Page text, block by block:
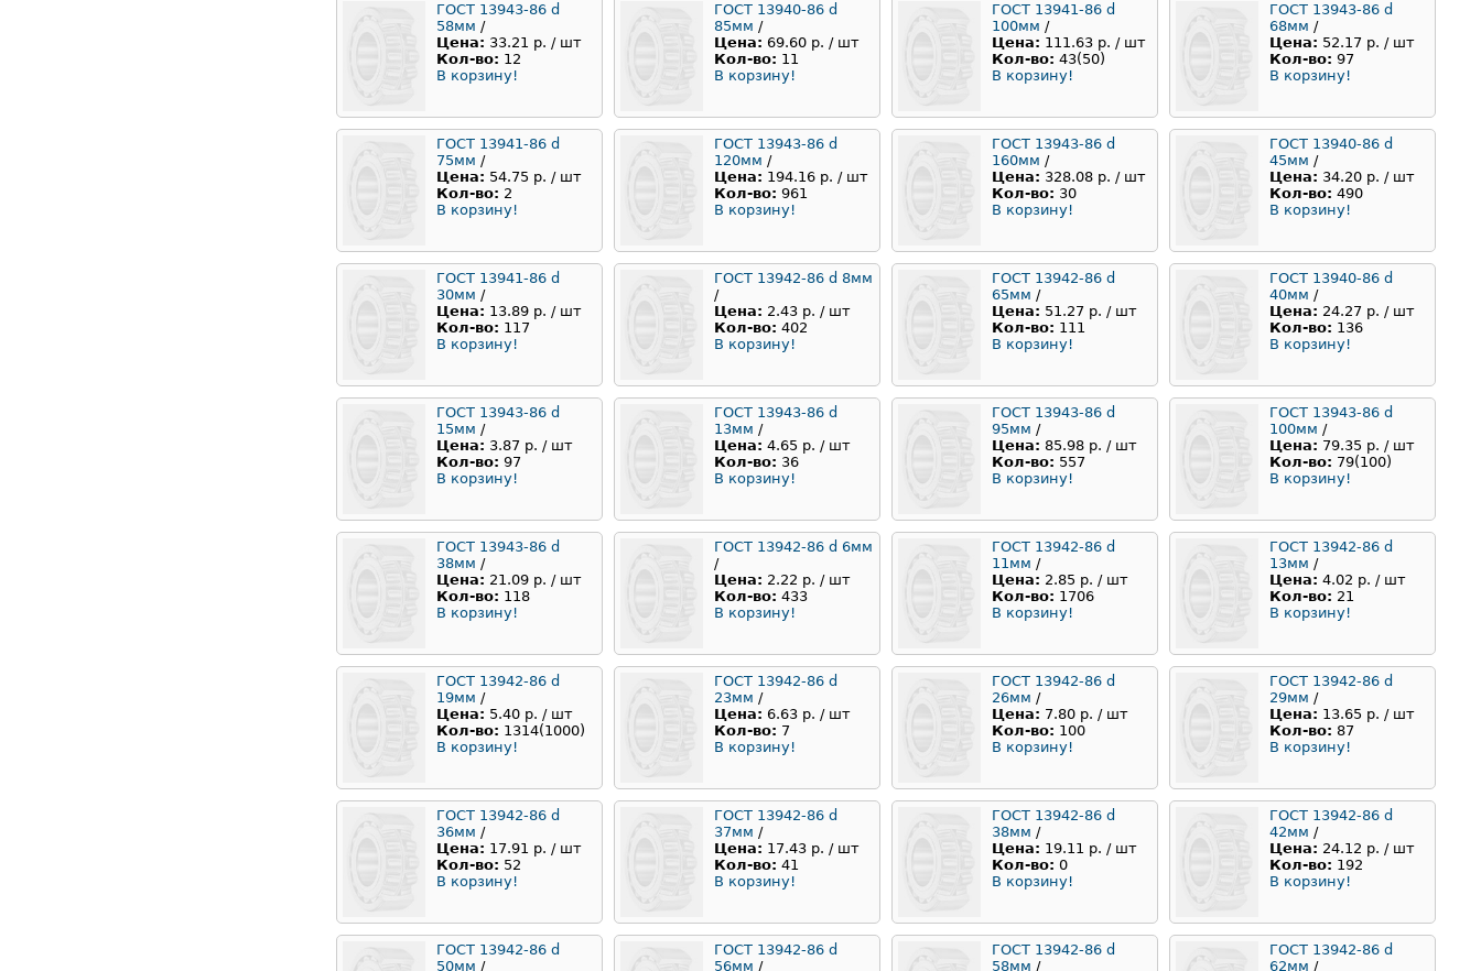
ГОСТ 13943-86 d
58мм /
Цена: 33.21 р. / шт
Кол-во: 12
В корзину!
ГОСТ 13940-86 d
85мм /
Цена: 69.60 р. / шт
Кол-во: 11
В корзину!
ГОСТ 13941-86 d
100мм /
Цена: 111.63 р. / шт
Кол-во: 43(50)
В корзину!
ГОСТ 13943-86 d
68мм /
Цена: 52.17 р. / шт
Кол-во: 97
В корзину!
ГОСТ 13941-86 d
75мм /
Цена: 54.75 р. / шт
Кол-во: 2
В корзину!
ГОСТ 13943-86 d
120мм /
Цена: 194.16 р. / шт
Кол-во: 961
В корзину!
ГОСТ 13943-86 d
160мм /
Цена: 328.08 р. / шт
Кол-во: 30
В корзину!
ГОСТ 13940-86 d
45мм /
Цена: 34.20 р. / шт
Кол-во: 490
В корзину!
ГОСТ 13941-86 d
30мм /
Цена: 13.89 р. / шт
Кол-во: 117
В корзину!
ГОСТ 13942-86 d 8мм
/
Цена: 2.43 р. / шт
Кол-во: 402
В корзину!
ГОСТ 13942-86 d
65мм /
Цена: 51.27 р. / шт
Кол-во: 111
В корзину!
ГОСТ 13940-86 d
40мм /
Цена: 24.27 р. / шт
Кол-во: 136
В корзину!
ГОСТ 13943-86 d
15мм /
Цена: 3.87 р. / шт
Кол-во: 97
В корзину!
ГОСТ 13943-86 d
13мм /
Цена: 4.65 р. / шт
Кол-во: 36
В корзину!
ГОСТ 13943-86 d
95мм /
Цена: 85.98 р. / шт
Кол-во: 557
В корзину!
ГОСТ 13943-86 d
100мм /
Цена: 79.35 р. / шт
Кол-во: 79(100)
В корзину!
ГОСТ 13943-86 d
38мм /
Цена: 21.09 р. / шт
Кол-во: 118
В корзину!
ГОСТ 13942-86 d 6мм
/
Цена: 2.22 р. / шт
Кол-во: 433
В корзину!
ГОСТ 13942-86 d
11мм /
Цена: 2.85 р. / шт
Кол-во: 1706
В корзину!
ГОСТ 13942-86 d
13мм /
Цена: 4.02 р. / шт
Кол-во: 21
В корзину!
ГОСТ 13942-86 d
19мм /
Цена: 5.40 р. / шт
Кол-во: 1314(1000)
В корзину!
ГОСТ 13942-86 d
23мм /
Цена: 6.63 р. / шт
Кол-во: 7
В корзину!
ГОСТ 13942-86 d
26мм /
Цена: 7.80 р. / шт
Кол-во: 100
В корзину!
ГОСТ 13942-86 d
29мм /
Цена: 13.65 р. / шт
Кол-во: 87
В корзину!
ГОСТ 13942-86 d
36мм /
Цена: 17.91 р. / шт
Кол-во: 52
В корзину!
ГОСТ 13942-86 d
37мм /
Цена: 17.43 р. / шт
Кол-во: 41
В корзину!
ГОСТ 13942-86 d
38мм /
Цена: 19.11 р. / шт
Кол-во: 0
В корзину!
ГОСТ 13942-86 d
42мм /
Цена: 24.12 р. / шт
Кол-во: 192
В корзину!
ГОСТ 13942-86 d
50мм /
ГОСТ 13942-86 d
56мм /
ГОСТ 13942-86 d
58мм /
ГОСТ 13942-86 d
62мм /